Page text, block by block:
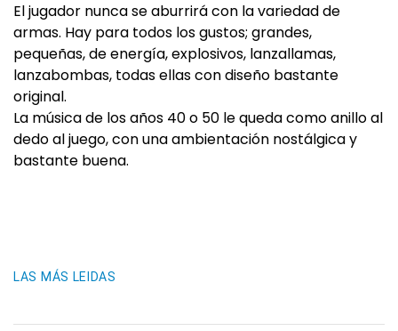
El jugador nunca se aburrirá con la variedad de
armas. Hay para todos los gustos; grandes,
pequeñas, de energía, explosivos, lanzallamas,
lanzabombas, todas ellas con diseño bastante
original.
La música de los años 40 o 50 le queda como anillo al
dedo al juego, con una ambientación nostálgica y
bastante buena.
LAS MÁS LEIDAS